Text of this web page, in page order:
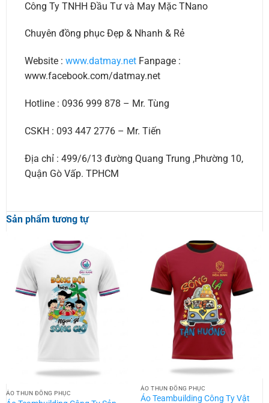
Công Ty TNHH Đầu Tư và May Mặc TNano
Chuyên đồng phục Đẹp & Nhanh & Rẻ
Website : www.datmay.netFanpage :
www.facebook.com/datmay.net
Hotline : 0936 999 878 – Mr. Tùng
CSKH : 093 447 2776 – Mr. Tiến
Địa chỉ : 499/6/13 đường Quang Trung ,Phường 10,
Quận Gò Vấp. TPHCM
Sản phẩm tương tự
ÁO THUN ĐỒNG PHỤC
ÁO THUN ĐỒNG PHỤC
Áo Teambuilding Công Ty Vật